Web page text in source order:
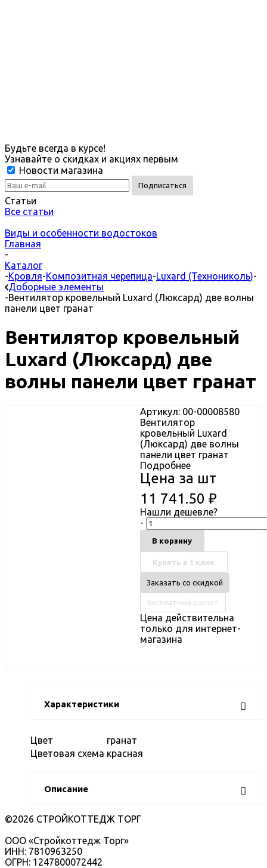
Будьте всегда в курсе!
Узнавайте о скидках и акциях первым
Новости магазина
Статьи
Все статьи
Виды и особенности водостоков
Главная
-
Каталог
-Кровля-Композитная черепица-Luxard (Технониколь)-
Доборные элементы
-Вентилятор кровельный Luxard (Люксард) две волны
панели цвет гранат
Вентилятор кровельный
Luxard (Люксард) две
волны панели цвет гранат
Артикул: 00-00008580
Вентилятор
кровельный Luxard
(Люксард) две волны
панели цвет гранат
Подробнее
Цена за шт
11 741.50 ₽
Нашли дешевле?
-
В корзину
Купить в 1 клик
Заказать со скидкой
Бесплатный расчет
Цена действительна
только для интернет-
магазина
Характеристики
Цвет
гранат
Цветовая схема красная
Описание
©2026 СТРОЙКОТТЕДЖ ТОРГ
ООО «Стройкоттедж Торг»
ИНН: 7810963250
ОГРН: 1247800072442